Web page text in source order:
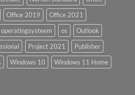
Office 2019
Office 2021
operatingsysteem os
Outlook
Project 2021
Publisher
Windows 10
Windows 11 Home